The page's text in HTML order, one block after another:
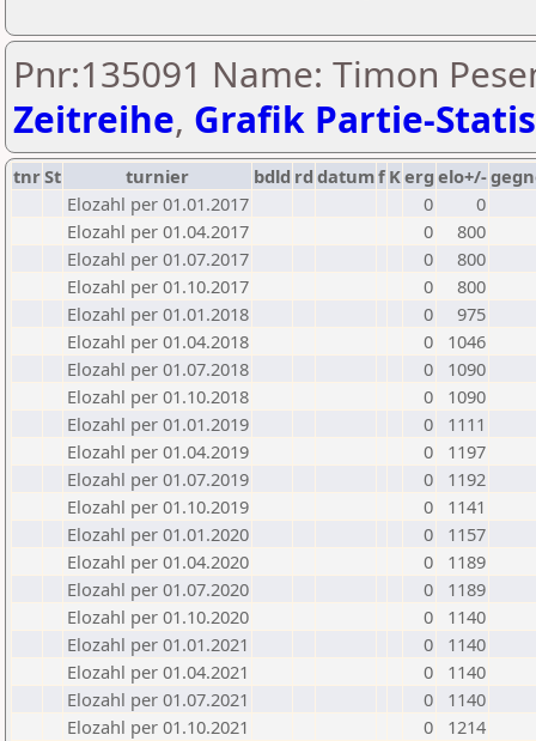
Pnr:135091 Name: Timon
Zeitreihe, Grafik Partie-
tnrSt turnier bdld rd datumf Kerg elo+/-
Elozahl per 01.01.2017
0
0
Elozahl per 01.04.2017
0
800
Elozahl per 01.07.2017
0
800
Elozahl per 01.10.2017
0
800
Elozahl per 01.01.2018
0
975
Elozahl per 01.04.2018
0
1046
Elozahl per 01.07.2018
0
1090
Elozahl per 01.10.2018
0
1090
Elozahl per 01.01.2019
0
1111
Elozahl per 01.04.2019
0
1197
Elozahl per 01.07.2019
0
1192
Elozahl per 01.10.2019
0
1141
Elozahl per 01.01.2020
0
1157
Elozahl per 01.04.2020
0
1189
Elozahl per 01.07.2020
0
1189
Elozahl per 01.10.2020
0
1140
Elozahl per 01.01.2021
0
1140
Elozahl per 01.04.2021
0
1140
Elozahl per 01.07.2021
0
1140
Elozahl per 01.10.2021
0
1214